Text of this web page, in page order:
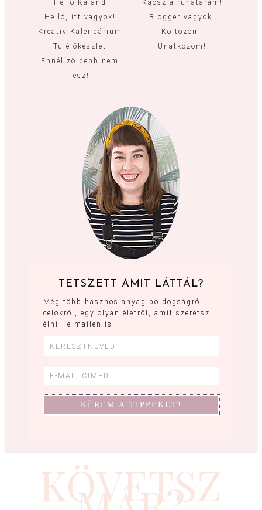
Hello Kaland
Helló, itt vagyok!
Kreatív Kalendárium
Túlélőkészlet
Ennél zöldebb nem
lesz!
Káosz a ruhatáram!
Blogger vagyok!
Költözöm!
Unatkozom!
TETSZETT AMIT LÁTTÁL?
Még több hasznos anyag boldogságról,
célokról, egy olyan életről, amit szeretsz
élni - e-mailen is.
KÖVETSZ